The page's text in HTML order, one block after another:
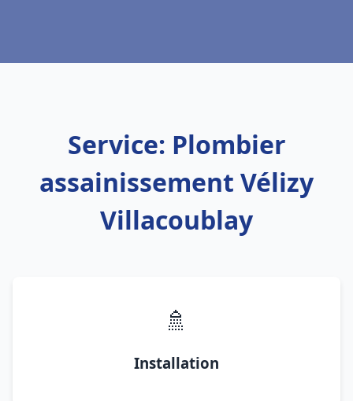
Service: Plombier
assainissement Vélizy
Villacoublay
🚿
Installation